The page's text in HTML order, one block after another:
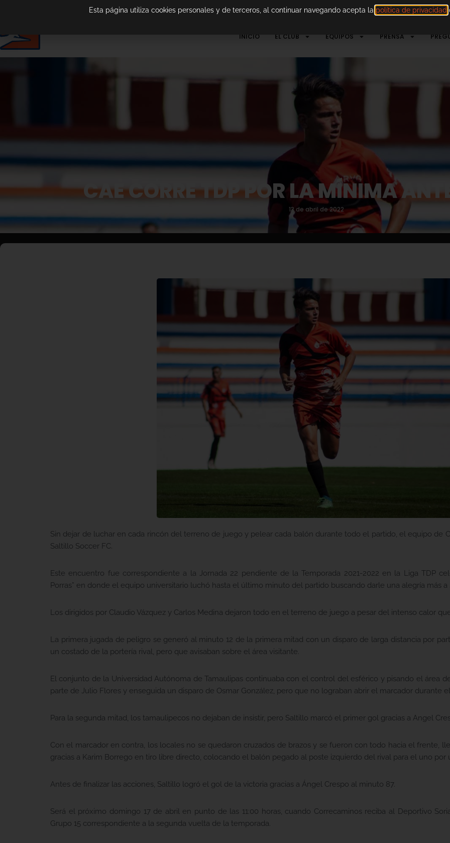
INICIO EL CLUB EQUIPOS PRENSA
CAE CORRE TDP POR LA MÍNIMA
13 de abril de 2022
Sin dejar de luchar en cada rincón del terreno de juego y pelear cada balón durante todo el partido, el equipo de
Saltillo Soccer FC.
Este encuentro fue correspondiente a la Jornada 22 pendiente de la Temporada 2021-2022 en la Liga TDP
Porras” en donde el equipo universitario luchó hasta el último minuto del partido buscando darle una alegría más a
Los dirigidos por Claudio Vázquez y Carlos Medina dejaron todo en el terreno de juego a pesar del intenso calor
La primera jugada de peligro se generó al minuto 12 de la primera mitad con un disparo de larga distancia por
un costado de la portería rival, pero que avisaban sobre el área visitante.
El conjunto de la Universidad Autónoma de Tamaulipas continuaba con el control del esférico y pisando el área
parte de Julio Flores y enseguida un disparo de Osmar González, pero que no lograban abrir el marcador durante
Para la segunda mitad, los tamaulipecos no dejaban de insistir, pero Saltillo marcó el primer gol gracias a Angel
Con el marcador en contra, los locales no se quedaron cruzados de brazos y se fueron con todo hacia el frente,
gracias a Karim Borrego en tiro libre directo, colocando el balón pegado al poste izquierdo del rival para el uno por
Antes de finalizar las acciones, Saltillo logró el gol de la victoria gracias a Ángel Crespo al minuto 87.
Será el próximo domingo 17 de abril en punto de las 11:00 horas, cuando Correcaminos reciba al Deportivo
Grupo 15 correspondiente a la segunda vuelta de la temporada.
Esta página utiliza cookies personales y de terceros, al continuar navegando acepta la política de privacidad